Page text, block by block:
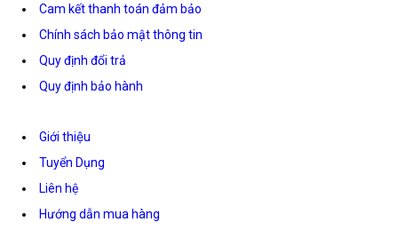
Cam kết thanh toán đảm bảo
Chính sách bảo mật thông tin
Quy định đổi trả
Quy định bảo hành
Giới thiệu
Tuyển Dụng
Liên hệ
Hướng dẫn mua hàng